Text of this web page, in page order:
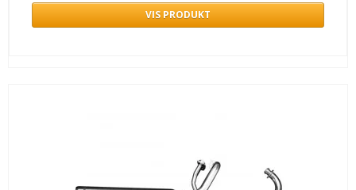
VIS PRODUKT